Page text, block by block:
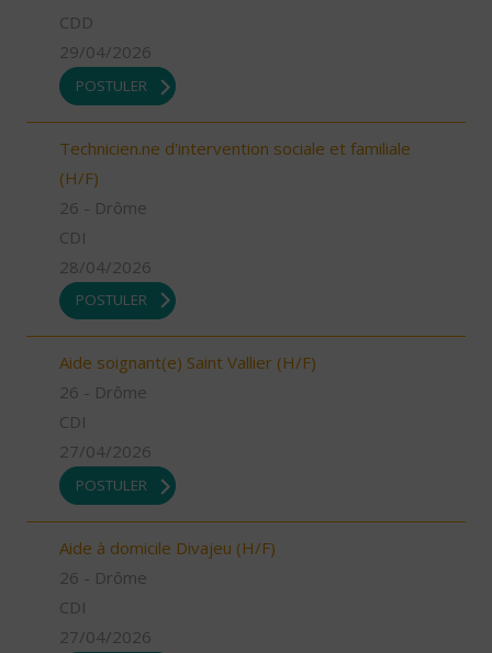
CDD
29/04/2026
POSTULER
Technicien.ne d'intervention sociale et familiale
(H/F)
26 - Drôme
CDI
28/04/2026
POSTULER
Aide soignant(e) Saint Vallier (H/F)
26 - Drôme
CDI
27/04/2026
POSTULER
Aide à domicile Divajeu (H/F)
26 - Drôme
CDI
27/04/2026